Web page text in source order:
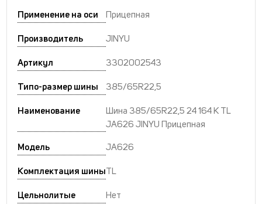
Применение на оси Прицепная
Производитель JINYU
Артикул 3302002543
Типо-размер шины 385/65R22,5
Наименование
Шина 385/65R22,5 24 164 K TL
JA626 JINYU Прицепная
Модель JA626
Комплектация шины TL
Цельнолитые Нет